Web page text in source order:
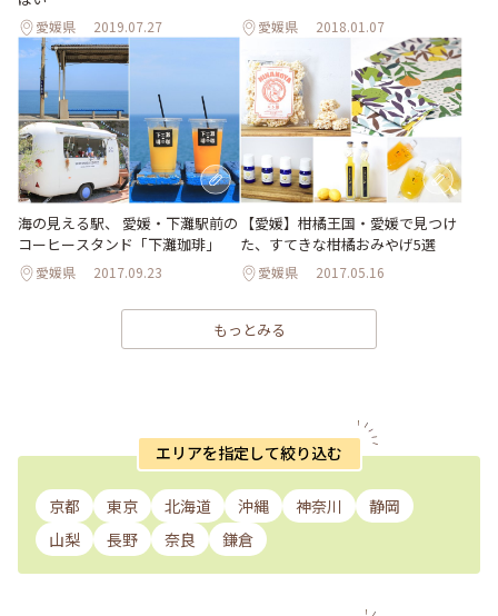
愛媛県 2019.07.27 愛媛県 2018.01.07
海の見える駅、 愛媛・下灘駅前の
コーヒースタンド「下灘珈琲」
愛媛県 2017.09.23
【愛媛】柑橘王国・愛媛で見つけ
た、すてきな柑橘おみやげ5選
愛媛県 2017.05.16
もっとみる
エリアを指定して絞り込む
京都 東京 北海道 沖縄 神奈川
静岡
山梨
長野 奈良 鎌倉